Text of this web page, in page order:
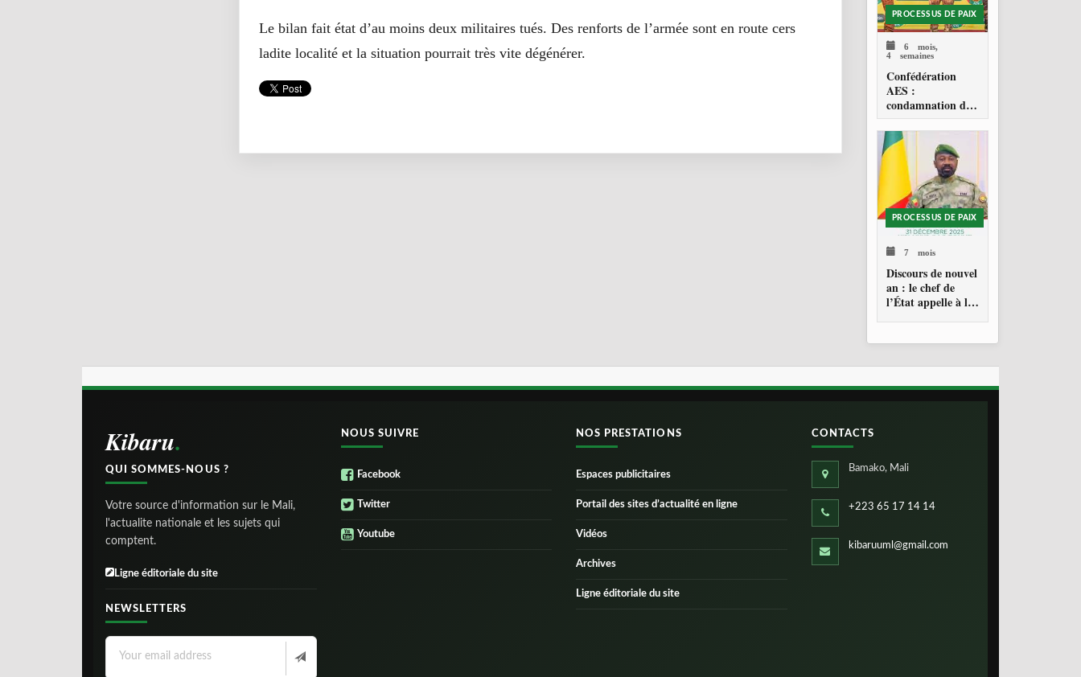
Le bilan fait état d’au moins deux militaires tués. Des renforts de l’armée sont en route cers
ladite localité et la situation pourrait très vite dégénérer.
PROCESSUS DE PAIX
6 mois,
4 semaines
Confédération
AES :
condamnation de
l’action militaire
américaine au
Venezuela
PROCESSUS DE PAIX
7 mois
Discours de nouvel
an : le chef de
l’État appelle à la
Kibaru
QUI SOMMES-NOUS ?
Votre source d'information sur le Mali,
l'actualite nationale et les sujets qui
comptent.
Ligne éditoriale du site
NEWSLETTERS
NOUS SUIVRE
Facebook
Twitter
Youtube
NOS PRESTATIONS
Espaces publicitaires
Portail des sites d’actualité en ligne
Vidéos
Archives
Ligne éditoriale du site
CONTACTS
Bamako, Mali
+223 65 17 14 14
kibaruuml@gmail.com